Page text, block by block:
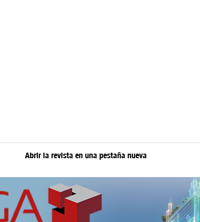
Abrir la revista en una pestaña nueva